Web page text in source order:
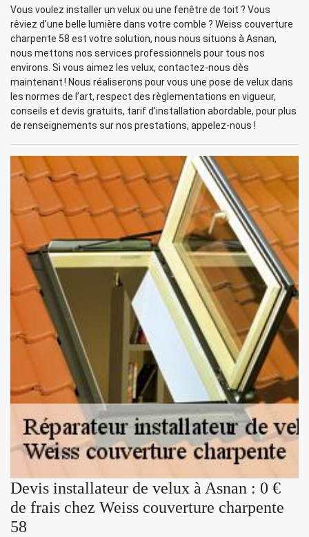
Vous voulez installer un velux ou une fenêtre de toit ? Vous
rêviez d’une belle lumière dans votre comble ? Weiss couverture
charpente 58 est votre solution, nous nous situons à Asnan,
nous mettons nos services professionnels pour tous nos
environs. Si vous aimez les velux, contactez-nous dès
maintenant ! Nous réaliserons pour vous une pose de velux dans
les normes de l’art, respect des règlementations en vigueur,
conseils et devis gratuits, tarif d’installation abordable, pour plus
de renseignements sur nos prestations, appelez-nous !
Devis installateur de velux à Asnan : 0 €
de frais chez Weiss couverture charpente
58